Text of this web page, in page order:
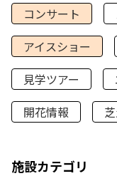
コンサート
アイスショー
見学ツアー
開花情報
施設カテゴリ